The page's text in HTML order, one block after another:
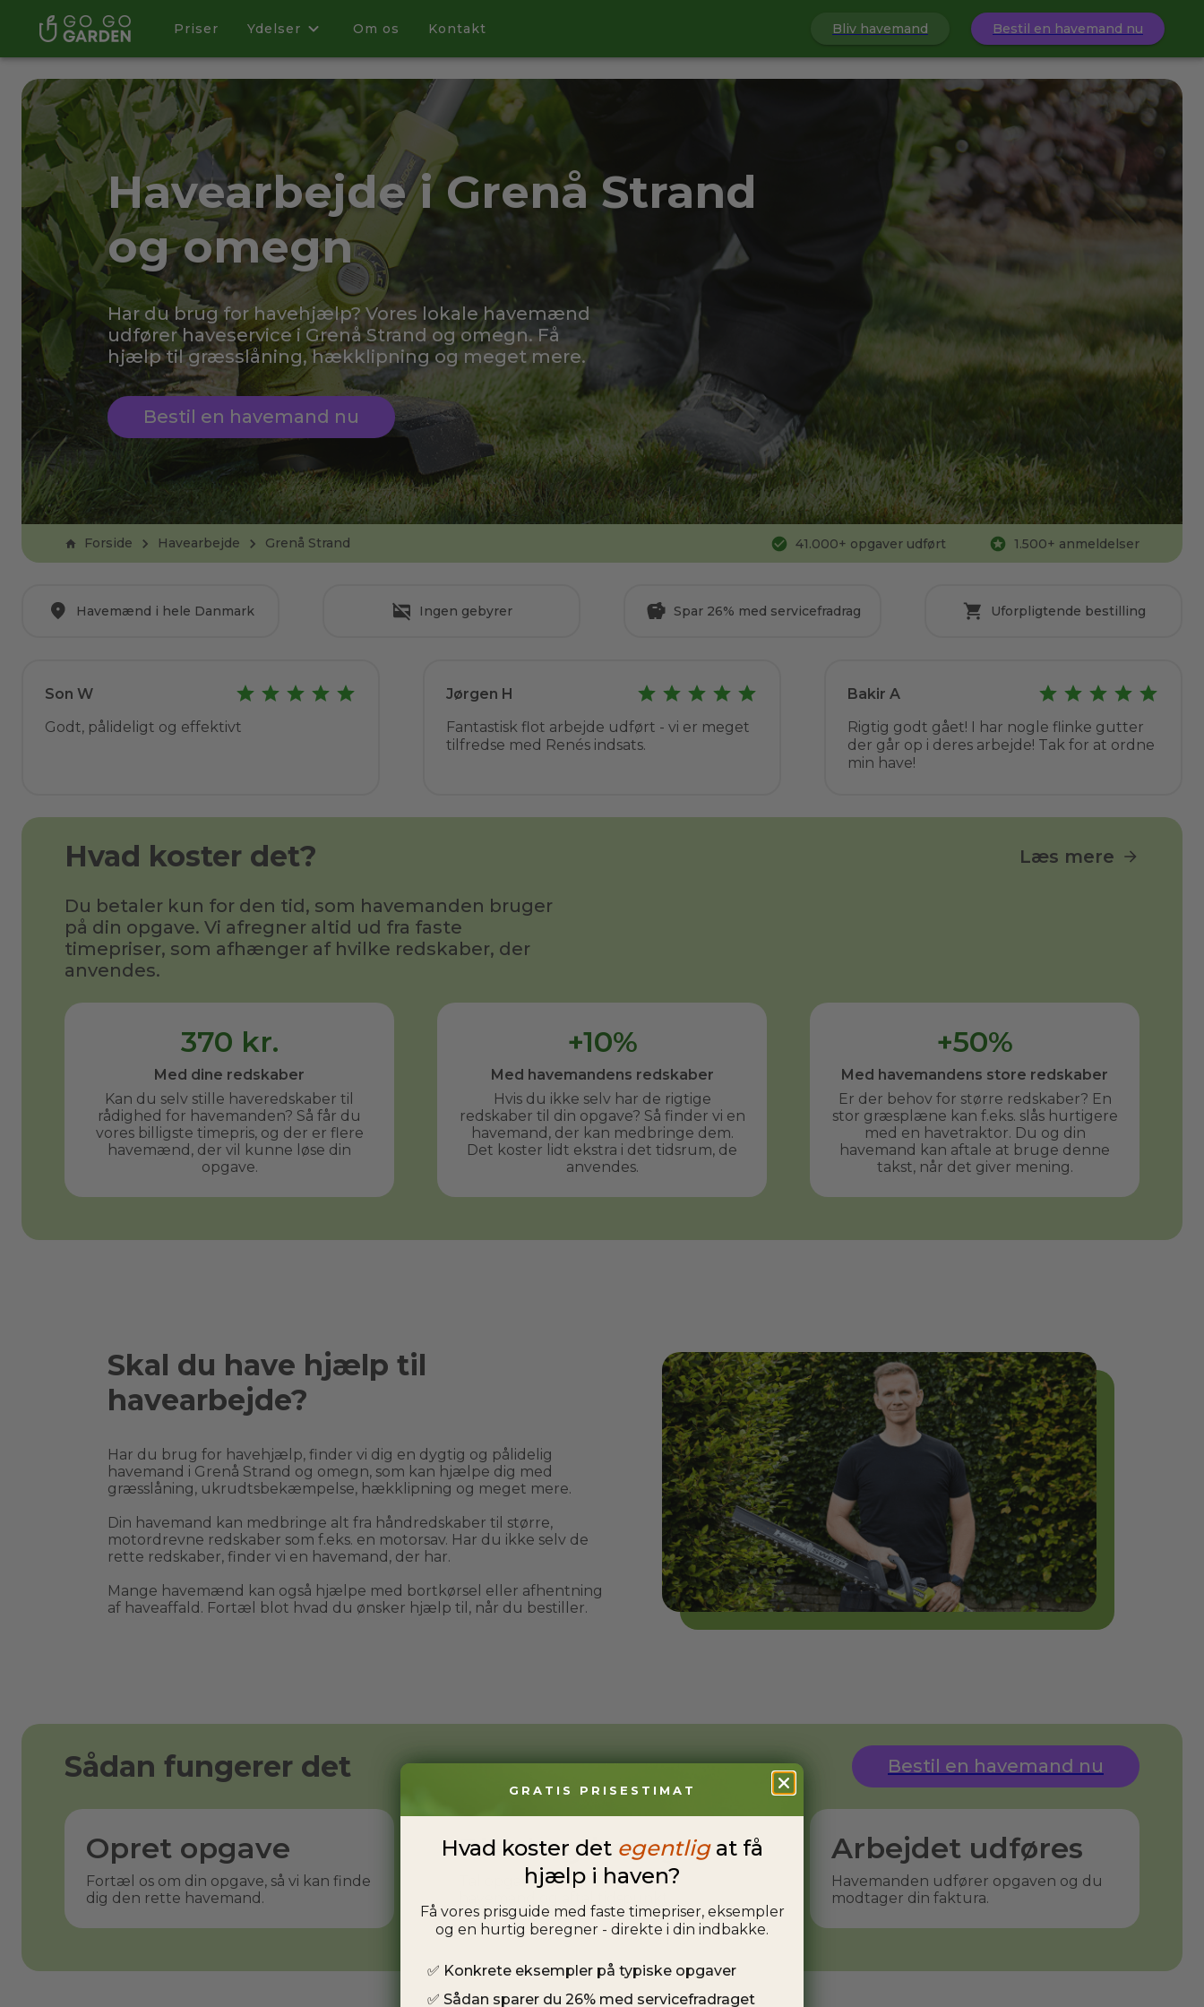
Priser Ydelser Om os Kontakt Bliv havemand Bestil en havemand nu
Havearbejde i Grenå Strand
og omegn
Har du brug for havehjælp? Vores lokale havemænd
udfører haveservice i Grenå Strand og omegn. Få
hjælp til græsslåning, hækklipning og meget mere.
Bestil en havemand nu
Forside Havearbejde Grenå Strand 41.000+ opgaver udført 1.500+ anmeldelser
Havemænd i hele Danmark Ingen gebyrer Spar 26% med servicefradrag Uforpligtende bestilling
Son W
Godt, pålideligt og effektivt
Jørgen H
Fantastisk flot arbejde udført - vi er meget
tilfredse med Renés indsats.
Bakir A
Rigtig godt gået! I har nogle flinke gutter
der går op i deres arbejde! Tak for at ordne
min have!
Hvad koster det? Læs mere
Du betaler kun for den tid, som havemanden bruger
på din opgave. Vi afregner altid ud fra faste
timepriser, som afhænger af hvilke redskaber, der
anvendes.
370 kr.
Med dine redskaber
Kan du selv stille haveredskaber til
rådighed for havemanden? Så får du
vores billigste timepris, og der er flere
havemænd, der vil kunne løse din
opgave.
+10%
Med havemandens redskaber
Hvis du ikke selv har de rigtige
redskaber til din opgave? Så finder vi en
havemand, der kan medbringe dem.
Det koster lidt ekstra i det tidsrum, de
anvendes.
+50%
Med havemandens store redskaber
Er der behov for større redskaber? En
stor græsplæne kan f.eks. slås hurtigere
med en havetraktor. Du og din
havemand kan aftale at bruge denne
takst, når det giver mening.
Skal du have hjælp til
havearbejde?
Har du brug for havehjælp, finder vi dig en dygtig og pålidelig
havemand i Grenå Strand og omegn, som kan hjælpe dig med
græsslåning, ukrudtsbekæmpelse, hækklipning og meget mere.
Din havemand kan medbringe alt fra håndredskaber til større,
motordrevne redskaber som f.eks. en motorsav. Har du ikke selv de
rette redskaber, finder vi en havemand, der har.
Mange havemænd kan også hjælpe med bortkørsel eller afhentning
af haveaffald. Fortæl blot hvad du ønsker hjælp til, når du bestiller.
Sådan fungerer det Bestil en havemand nu
Opret opgave
Fortæl os om din opgave, så vi kan finde
dig den rette havemand.
Planlæg besøg
Tal opgaven igennem med din
Arbejdet udføres
Havemanden udfører opgaven og du
modtager din faktura.
GRATIS PRISESTIMAT
Hvad koster det egentligat få
hjælp i haven?
Få vores prisguide med faste timepriser, eksempler
og en hurtig beregner - direkte i din indbakke.
✅ Konkrete eksempler på typiske opgaver
✅ Sådan sparer du 26% med servicefradraget